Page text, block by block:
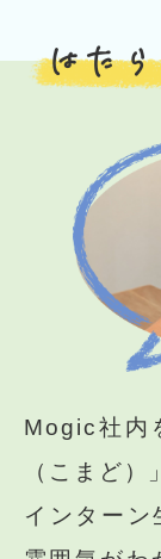
はた
Mogic社内
（こまど）
インター